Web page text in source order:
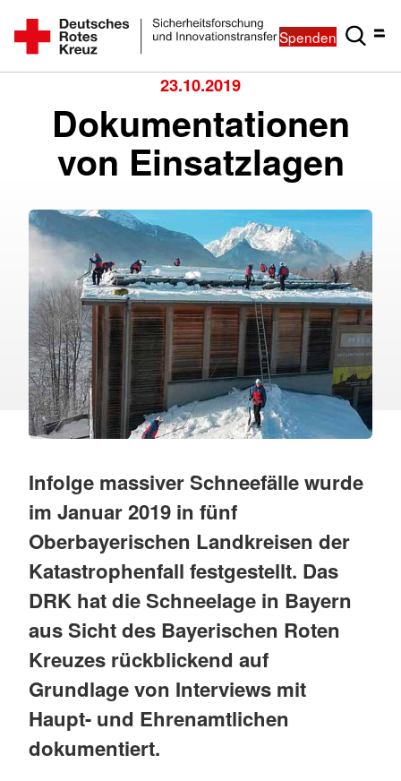
Spenden
23.10.2019
Dokumentationen
von Einsatzlagen
Infolge massiver Schneefälle wurde
im Januar 2019 in fünf
Oberbayerischen Landkreisen der
Katastrophenfall festgestellt. Das
DRK hat die Schneelage in Bayern
aus Sicht des Bayerischen Roten
Kreuzes rückblickend auf
Grundlage von Interviews mit
Haupt- und Ehrenamtlichen
dokumentiert.